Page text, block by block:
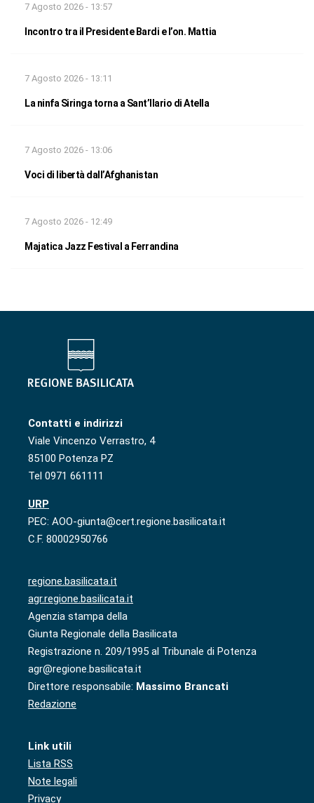
7 Agosto 2026 - 13:57
Incontro tra il Presidente Bardi e l’on. Mattia
7 Agosto 2026 - 13:11
La ninfa Siringa torna a Sant’Ilario di Atella
7 Agosto 2026 - 13:06
Voci di libertà dall’Afghanistan
7 Agosto 2026 - 12:49
Majatica Jazz Festival a Ferrandina
Contatti e indirizzi
Viale Vincenzo Verrastro, 4
85100 Potenza PZ
Tel 0971 661111
URP
PEC: AOO-giunta@cert.regione.basilicata.it
C.F. 80002950766
regione.basilicata.it
agr.regione.basilicata.it
Agenzia stampa della
Giunta Regionale della Basilicata
Registrazione n. 209/1995 al Tribunale di Potenza
agr@regione.basilicata.it
Direttore responsabile: Massimo Brancati
Redazione
Link utili
Lista RSS
Note legali
Privacy